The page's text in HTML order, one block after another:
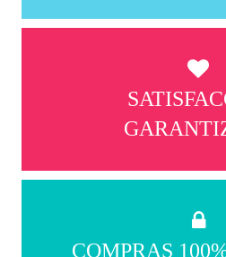
COMPRAS